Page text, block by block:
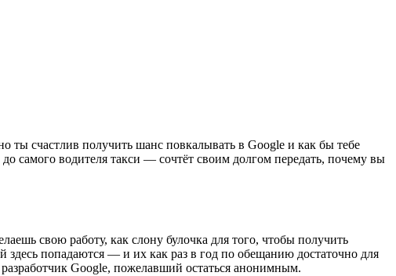
ты счастлив получить шанс повкалывать в Google и как бы тебе
самого водителя такси — сочтёт своим долгом передать, почему вы
свою работу, как слону булочка для того, чтобы получить
попадаются — и их как раз в год по обещанию достаточно для
Google, пожелавший остаться анонимным.